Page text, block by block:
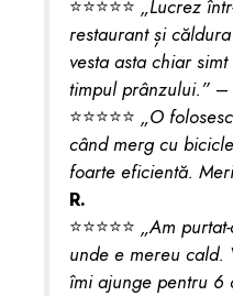
⭐⭐⭐⭐⭐ „Lucrez
restaurant și
vesta asta chiar
timpul prânzului.” –
⭐⭐⭐⭐⭐ „O
când merg cu
foarte eficientă.
R.
⭐⭐⭐⭐⭐ „Am
unde e mereu cald.
îmi ajunge pentru 6